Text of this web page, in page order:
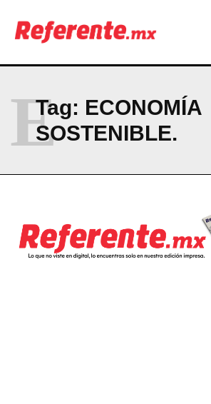
Company
ABOUT
PRIVACY POLICY
NEWSLETTER
Tag: ECONOMÍA
SOSTENIBLE.
E